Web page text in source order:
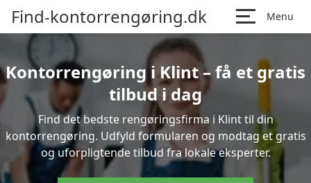
Find-kontorrengøring.dk Menu
Kontorrengøring i Klint – få et gratis
tilbud i dag
Find det bedste rengøringsfirma i Klint til din
kontorrengøring. Udfyld formularen og modtag et gratis
og uforpligtende tilbud fra lokale eksperter.